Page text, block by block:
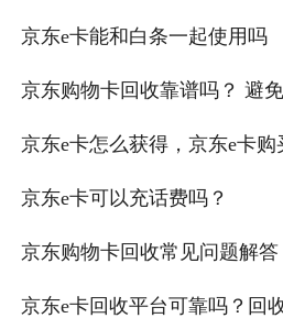
京东e卡能和白条一起使用吗
京东购物卡回收靠谱吗？ 避
京东e卡怎么获得，京东e卡
京东e卡可以充话费吗？
京东购物卡回收常见问题解
京东e卡回收平台可靠吗？回